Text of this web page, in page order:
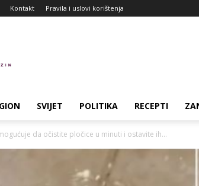
Kontakt Pravila i uslovi korištenja
SVIJET POLITIKA RECEPTI
da očistite pločice u minuti i ostavite ih...